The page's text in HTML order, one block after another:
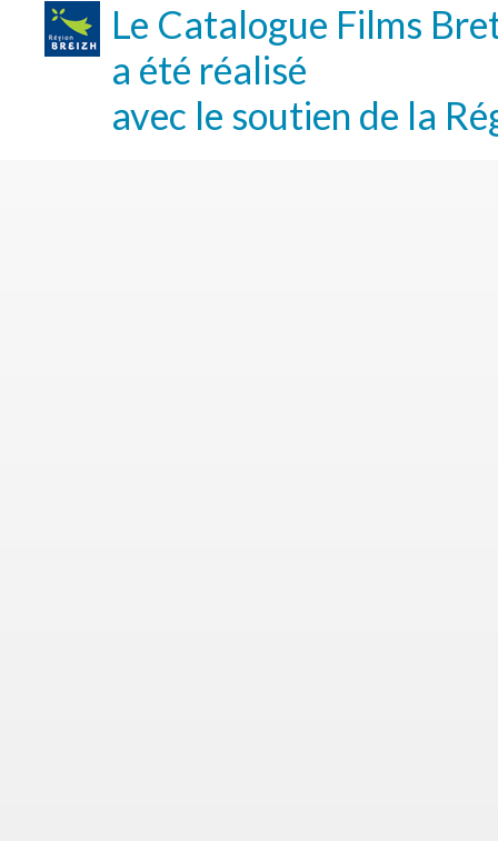
Le Catalogue Films
a été réalisé
avec le soutien de la